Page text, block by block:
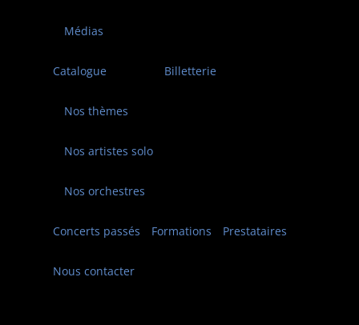
Médias
Catalogue
Nos thèmes
Nos artistes solo
Nos orchestres
Billetterie
Concerts passés Formations Prestataires
Nous contacter